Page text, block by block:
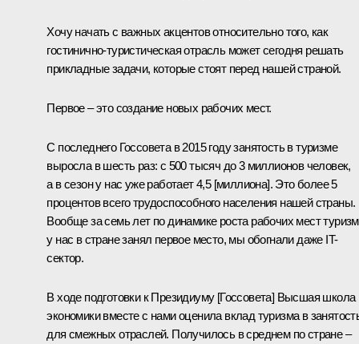
Хочу начать с важных акцентов относительно того, как
гостинично-туристическая отрасль может сегодня решать
прикладные задачи, которые стоят перед нашей страной.
Первое – это создание новых рабочих мест.
С последнего Госсовета в 2015 году занятость в туризме
выросла в шесть раз: с 500 тысяч до 3 миллионов человек,
а в сезон у нас уже работает 4,5 [миллиона]. Это более 5
процентов всего трудоспособного населения нашей страны.
Вообще за семь лет по динамике роста рабочих мест туризм
у нас в стране занял первое место, мы обогнали даже IT-
сектор.
В ходе подготовки к Президиуму [Госсовета] Высшая школа
экономики вместе с нами оценила вклад туризма в
для смежных отраслей. Получилось в среднем по стране –